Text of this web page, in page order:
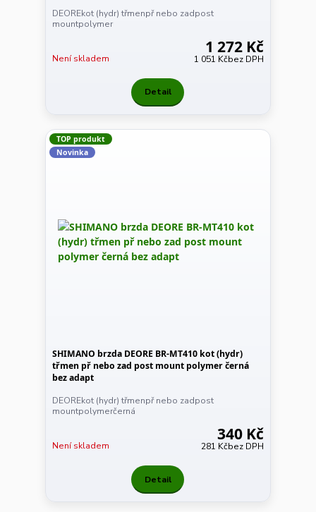
DEOREkot (hydr) třmenpř nebo zadpost
mountpolymer
1 272 Kč
1 051 Kčbez DPH
Není skladem
Detail
TOP produkt
Novinka
SHIMANO brzda DEORE BR-MT410 kot (hydr)
třmen př nebo zad post mount polymer černá
bez adapt
DEOREkot (hydr) třmenpř nebo zadpost
mountpolymerčerná
340 Kč
281 Kčbez DPH
Není skladem
Detail